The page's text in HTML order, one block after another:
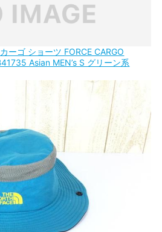
ーゴ ショーツ FORCE CARGO
Asian MEN’s S グリーン系